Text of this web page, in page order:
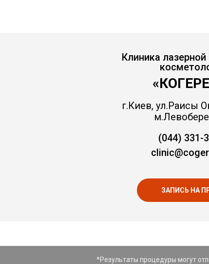
Клиника
г.Киев, ул.Раисы
(044) 331-
ЗАПИСЬ НА
*Результаты процедуры могут